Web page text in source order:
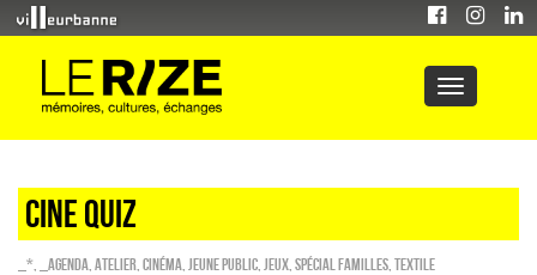
CINE QUIZ
_* _Agenda Atelier Cinéma Jeune public Jeux Spécial familles Textile